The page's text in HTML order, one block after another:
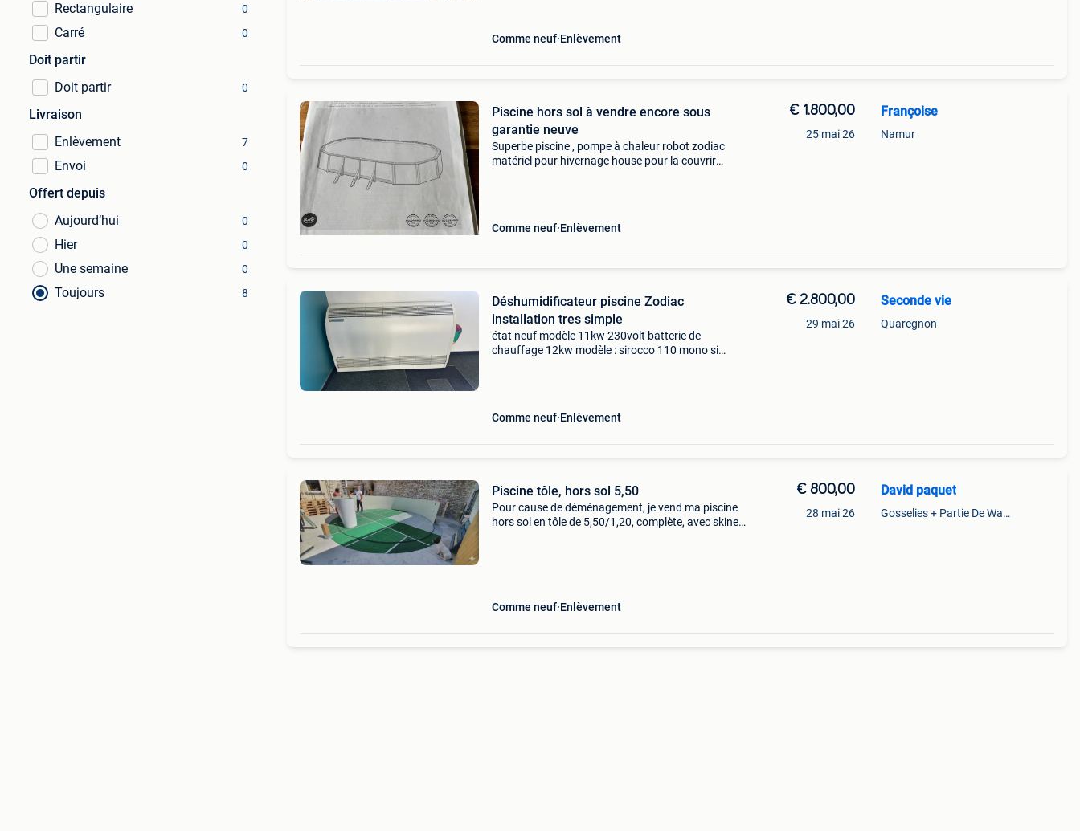
Rectangulaire 0
Carré 0
Doit partir
Doit partir
0
Livraison
Enlèvement
7
Envoi 0
Offert depuis
Aujourd’hui
0
Hier 0
Une semaine 0
Toujours 8
Comme neuf Enlèvement
Piscine hors sol à vendre encore sous
garantie neuve
Superbe piscine , pompe à chaleur robot zodiac
matériel pour hivernage house pour la couvrir
Comme neuf Enlèvement
€ 1.800,00
25 mai 26
Françoise
Namur
Déshumidificateur piscine Zodiac
installation tres simple
état neuf modèle 11kw 230volt batterie de
chauffage 12kw modèle : sirocco 110 mono si
Comme neuf Enlèvement
€ 2.800,00
29 mai 26
Seconde vie
Quaregnon
Piscine tôle, hors sol 5,50
Pour cause de déménagement, je vend ma piscine
hors sol en tôle de 5,50/1,20, complète, avec skiner
Comme neuf Enlèvement
€ 800,00
28 mai 26
David paquet
Gosselies + Partie De Wayaux